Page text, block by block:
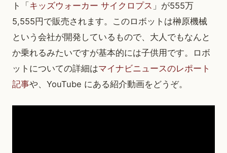
ト「 キッズウォーカー サイクロプス 」が555万
5,555円で販売されます。このロボットは榊原機械
という会社が開発しているもので、大人でもなんと
か乗れるみたいですが基本的には子供用です。ロボ
ットについての詳細はマイナビニュースのレポート
記事や、YouTube にある紹介動画をどうぞ。